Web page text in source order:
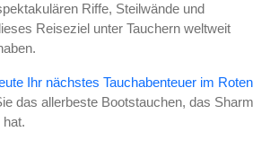
Riffe, Steilwände und
Reiseziel unter Tauchern weltweit
Ihr nächstes Tauchabenteuer im Roten
das allerbeste Bootstauchen, das Sharm
hat.